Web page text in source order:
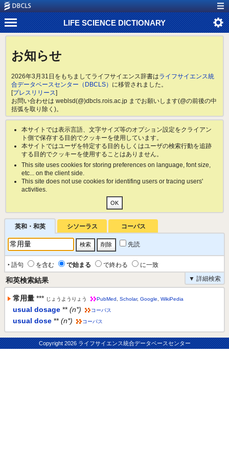
LIFE SCIENCE DICTIONARY
お知らせ
2026年3月31日をもちましてライフサイエンス辞書はライフサイエンス統
合データベースセンター（DBCLS） に移管されました。
[プレスリリース]
お問い合わせは weblsd(@)dbcls.rois.ac.jp までお願いします(@の前後の中
括弧を取り除く)。
本サイトでは表示言語、文字サイズ等のオプション設定をクライアン
ト側で保存する目的でクッキーを使用しています。
本サイトではユーザを特定する目的もしくはユーザの検索行動を追跡
する目的でクッキーを使用することはありません。
This site uses cookies for storing preferences on language, font size,
etc... on the client side.
This site does not use cookies for identifing users or tracing users'
activities.
英和・和英 シソーラス コーパス
先読
‣ 語句 を含む で始まる で終わる
に一致
▼ 詳細検索
和英検索結果
常用量 *** じょうようりょう PubMed Scholar, Google WikiPedia
usual dosage ** (n*) コーパス
usual dose ** (n*) コーパス
Copyright2026 ライフサイエンス統合データベースセンター